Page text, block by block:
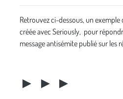
Retrouvez ci-dessous, un
créée avec Seriously, pour
message antisémite publié sur les
► ► ►